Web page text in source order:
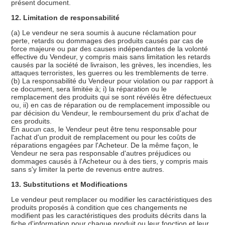
présent document.
12. Limitation de responsabilité
(a) Le vendeur ne sera soumis à aucune réclamation pour
perte, retards ou dommages des produits causés par cas de
force majeure ou par des causes indépendantes de la volonté
effective du Vendeur, y compris mais sans limitation les retards
causés par la société de livraison, les grèves, les incendies, les
attaques terroristes, les guerres ou les tremblements de terre.
(b) La responsabilité du Vendeur pour violation ou par rapport à
ce document, sera limitée à; i) la réparation ou le
remplacement des produits qui se sont révélés être défectueux
ou, ii) en cas de réparation ou de remplacement impossible ou
par décision du Vendeur, le remboursement du prix d'achat de
ces produits.
En aucun cas, le Vendeur peut être tenu responsable pour
l'achat d'un produit de remplacement ou pour les coûts de
réparations engagées par l'Acheteur. De la même façon, le
Vendeur ne sera pas responsable d'autres préjudices ou
dommages causés à l'Acheteur ou à des tiers, y compris mais
sans s'y limiter la perte de revenus entre autres.
13. Substitutions et Modifications
Le vendeur peut remplacer ou modifier les caractéristiques des
produits proposés à condition que ces changements ne
modifient pas les caractéristiques des produits décrits dans la